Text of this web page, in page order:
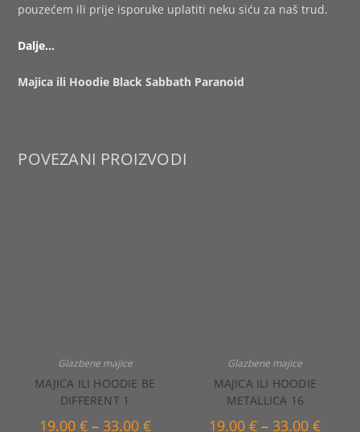
pouzećem ili prije isporuke uplatiti neku siću za naš trud.
Dalje…
Majica ili Hoodie Black Sabbath Paranoid
POVEZANI PROIZVODI
Glazbene majice
MAJICA ILI HOODIE BE
DIFFERENT 1
19.00 € – 33.00 €Raspon
Glazbene majice
MAJICA ILI HOODIE
METALLICA 16
19.00€ – 33.00€Raspon